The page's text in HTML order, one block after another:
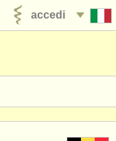
accedi